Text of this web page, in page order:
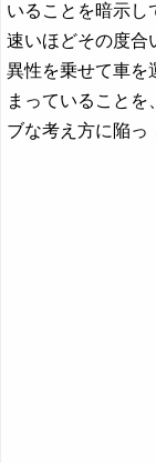
いることを暗示し
速いほどその度合
異性を乗せて車を
まっていることを
ブな考え方に陥っ